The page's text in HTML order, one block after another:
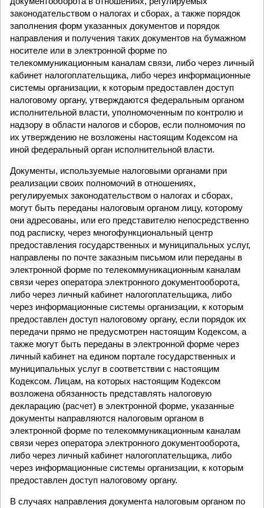
законодательством о налогах и сборах, а также порядок
заполнения форм указанных документов и порядок
направления и получения таких документов на бумажном
носителе или в электронной форме по
телекоммуникационным каналам связи, либо через личный
кабинет налогоплательщика, либо через информационные
системы организации, к которым предоставлен доступ
налоговому органу, утверждаются федеральным органом
исполнительной власти, уполномоченным по контролю и
надзору в области налогов и сборов, если полномочия по
их утверждению не возложены настоящим Кодексом на
иной федеральный орган исполнительной власти.
Документы, используемые налоговыми органами при
реализации своих полномочий в отношениях,
регулируемых законодательством о налогах и сборах,
могут быть переданы налоговым органом лицу, которому
они адресованы, или его представителю непосредственно
под расписку, через многофункциональный центр
предоставления государственных и муниципальных услуг,
направлены по почте заказным письмом или переданы в
электронной форме по телекоммуникационным каналам
связи через оператора электронного документооборота,
либо через личный кабинет налогоплательщика, либо
через информационные системы организации, к которым
предоставлен доступ налоговому органу, если порядок их
передачи прямо не предусмотрен настоящим Кодексом, а
также могут быть переданы в электронной форме через
личный кабинет на едином портале государственных и
муниципальных услуг в соответствии с настоящим
Кодексом. Лицам, на которых настоящим Кодексом
возложена обязанность представлять налоговую
декларацию (расчет) в электронной форме, указанные
документы направляются налоговым органом в
электронной форме по телекоммуникационным каналам
связи через оператора электронного документооборота,
либо через личный кабинет налогоплательщика, либо
через информационные системы организации, к которым
предоставлен доступ налоговому органу.
В случаях направления документа налоговым органом по